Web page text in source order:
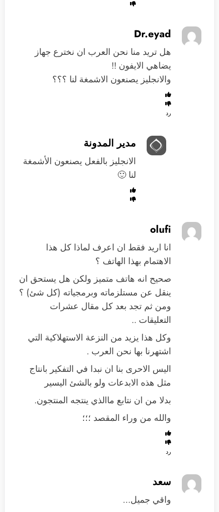
Dr.eyad
هل تريد منا نحن العرب ان نخترع جهاز
يضاهي الايفون !!
والانجليز يصنعون الاشمغة لنا ؟؟؟
رد
مدير المدونة
الانجليز بالفعل يصنعون الأشمغة
لنا 🙂
olufi
انا اريد فقط ان اعرف لماذا كل هذا
الاهتمام بهذا الهاتف ؟
صحيح انه هاتف متميز ولكن هل يستحق ان
ينقل عن مستلزماته وبرمجياته (كل شئ) ؟
ومن ثم تجد بعد كل مقال عشرات
التعليقات ..
وكل هذا يزيد من النزعة الاستهلاكية التي
اشتهرنا بها نحن العرب .
اليس الاحرى بنا ان نبدا في التفكير بانتاج
مثل هذه الابدعات ولو بالشئ اليسير
بدلا من ان نتابع ماالذي ينتجه المنتجون.
والله من وراء المقصد ؛؛؛
رد
سعد
واقي جميل…